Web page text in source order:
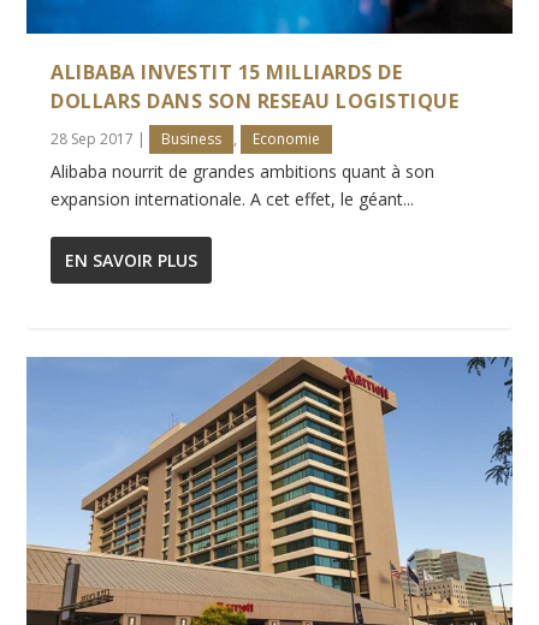
ALIBABA INVESTIT 15 MILLIARDS DE
DOLLARS DANS SON RESEAU LOGISTIQUE
28 Sep 2017 | Business , Economie
Alibaba nourrit de grandes ambitions quant à son
expansion internationale. A cet effet, le géant...
EN SAVOIR PLUS